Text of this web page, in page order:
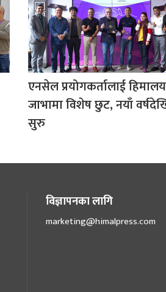
एनसेल प्रयोगकर्तालाई
जाभामा विशेष छुट, नयाँ
सुरु
विज्ञापनका लागि
marketing@himalpress.com